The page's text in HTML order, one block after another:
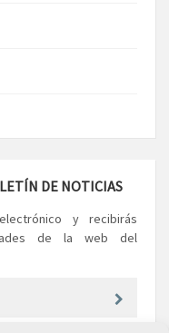
DE NOTICIAS
y recibirás
de la web del